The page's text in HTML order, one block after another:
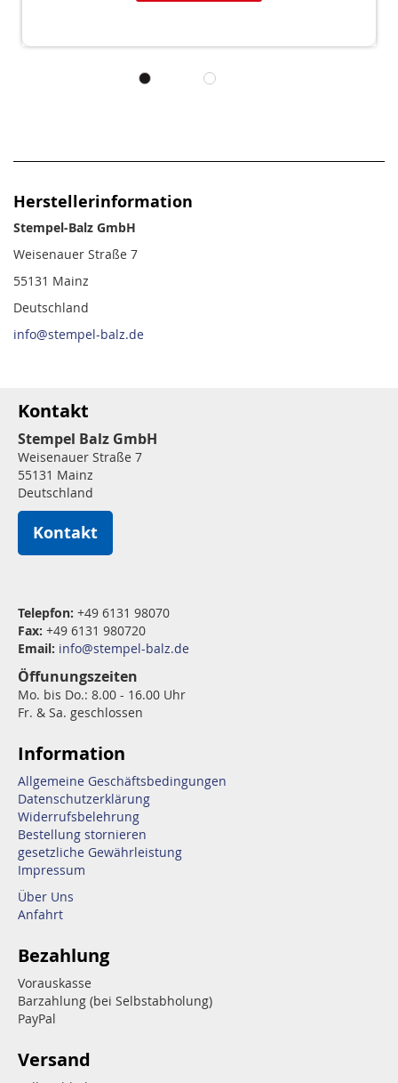
Herstellerinformation
Stempel-Balz GmbH
Weisenauer Straße 7
55131 Mainz
Deutschland
info@stempel-balz.de
Kontakt
Stempel Balz GmbH
Weisenauer Straße 7
55131 Mainz
Deutschland
Kontakt
Telepfon: +49 6131 98070
Fax: +49 6131 980720
Email: info@stempel-balz.de
Öffunungszeiten
Mo. bis Do.: 8.00 - 16.00 Uhr
Fr. & Sa. geschlossen
Information
Allgemeine Geschäftsbedingungen
Datenschutzerklärung
Widerrufsbelehrung
Bestellung stornieren
gesetzliche Gewährleistung
Impressum
Über Uns
Anfahrt
Bezahlung
Vorauskasse
Barzahlung (bei Selbstabholung)
PayPal
Versand